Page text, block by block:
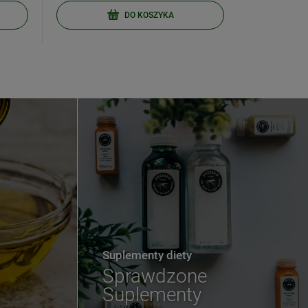
DO KOSZYKA
Suplementy diety
Sprawdzone
Suplementy